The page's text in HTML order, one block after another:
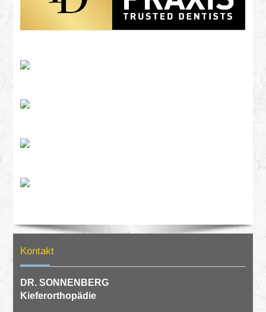
Kontakt
DR. SONNENBERG
Kieferorthopädie